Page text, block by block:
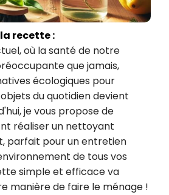
recette :
où la santé de notre
que jamais,
écologiques pour
du quotidien devient
je vous propose de
réaliser un nettoyant
parfait pour un entretien
de tous vos
simple et efficace va
manière de faire le ménage !